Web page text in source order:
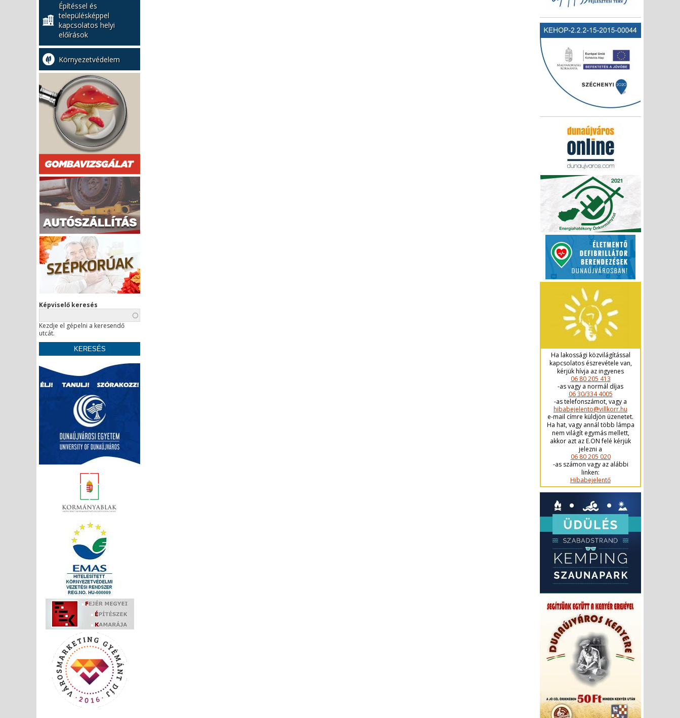
Építéssel és
településképpel
kapcsolatos helyi
előírások
Környezetvédelem
Képviselő keresés
Kezdje el gépelni a keresendő
utcát.
Ha lakossági közvilágítással
kapcsolatos észrevétele van,
kérjük hívja az ingyenes
06 80 205 413
-as vagy a normál díjas
06 30/334 4005
-as telefonszámot, vagy a
hibabejelento@villkorr.hu
e-mail címre küldjön üzenetet.
Ha hat, vagy annál több lámpa
nem világít egymás mellett,
akkor azt az E.ON felé kérjük
jelezni a
06 80 205 020
-as számon vagy az alábbi
linken:
Hibabejelentő